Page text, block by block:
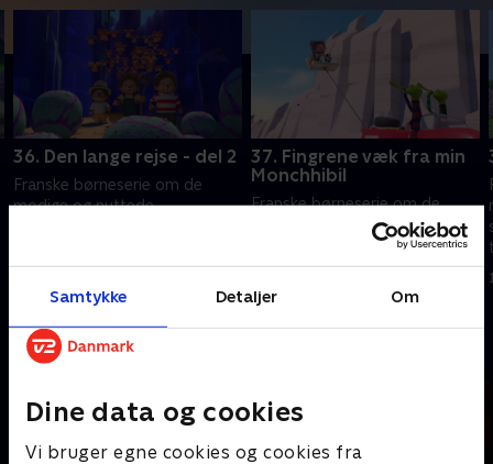
Samtykke Detaljer Om
Dine data og cookies
Vi bruger egne cookies og cookies fra
36. Den lange rejse - del 2
Franske børneserie om de
modige og nuttede
37. Fingrene væk fra min
Monchhibil
Franske børneserie om de
modige og nuttede
sovevogtere Monchhichi, der
tager på magiske eventyr.
1. marts 2025 • 11 min
Andre så også